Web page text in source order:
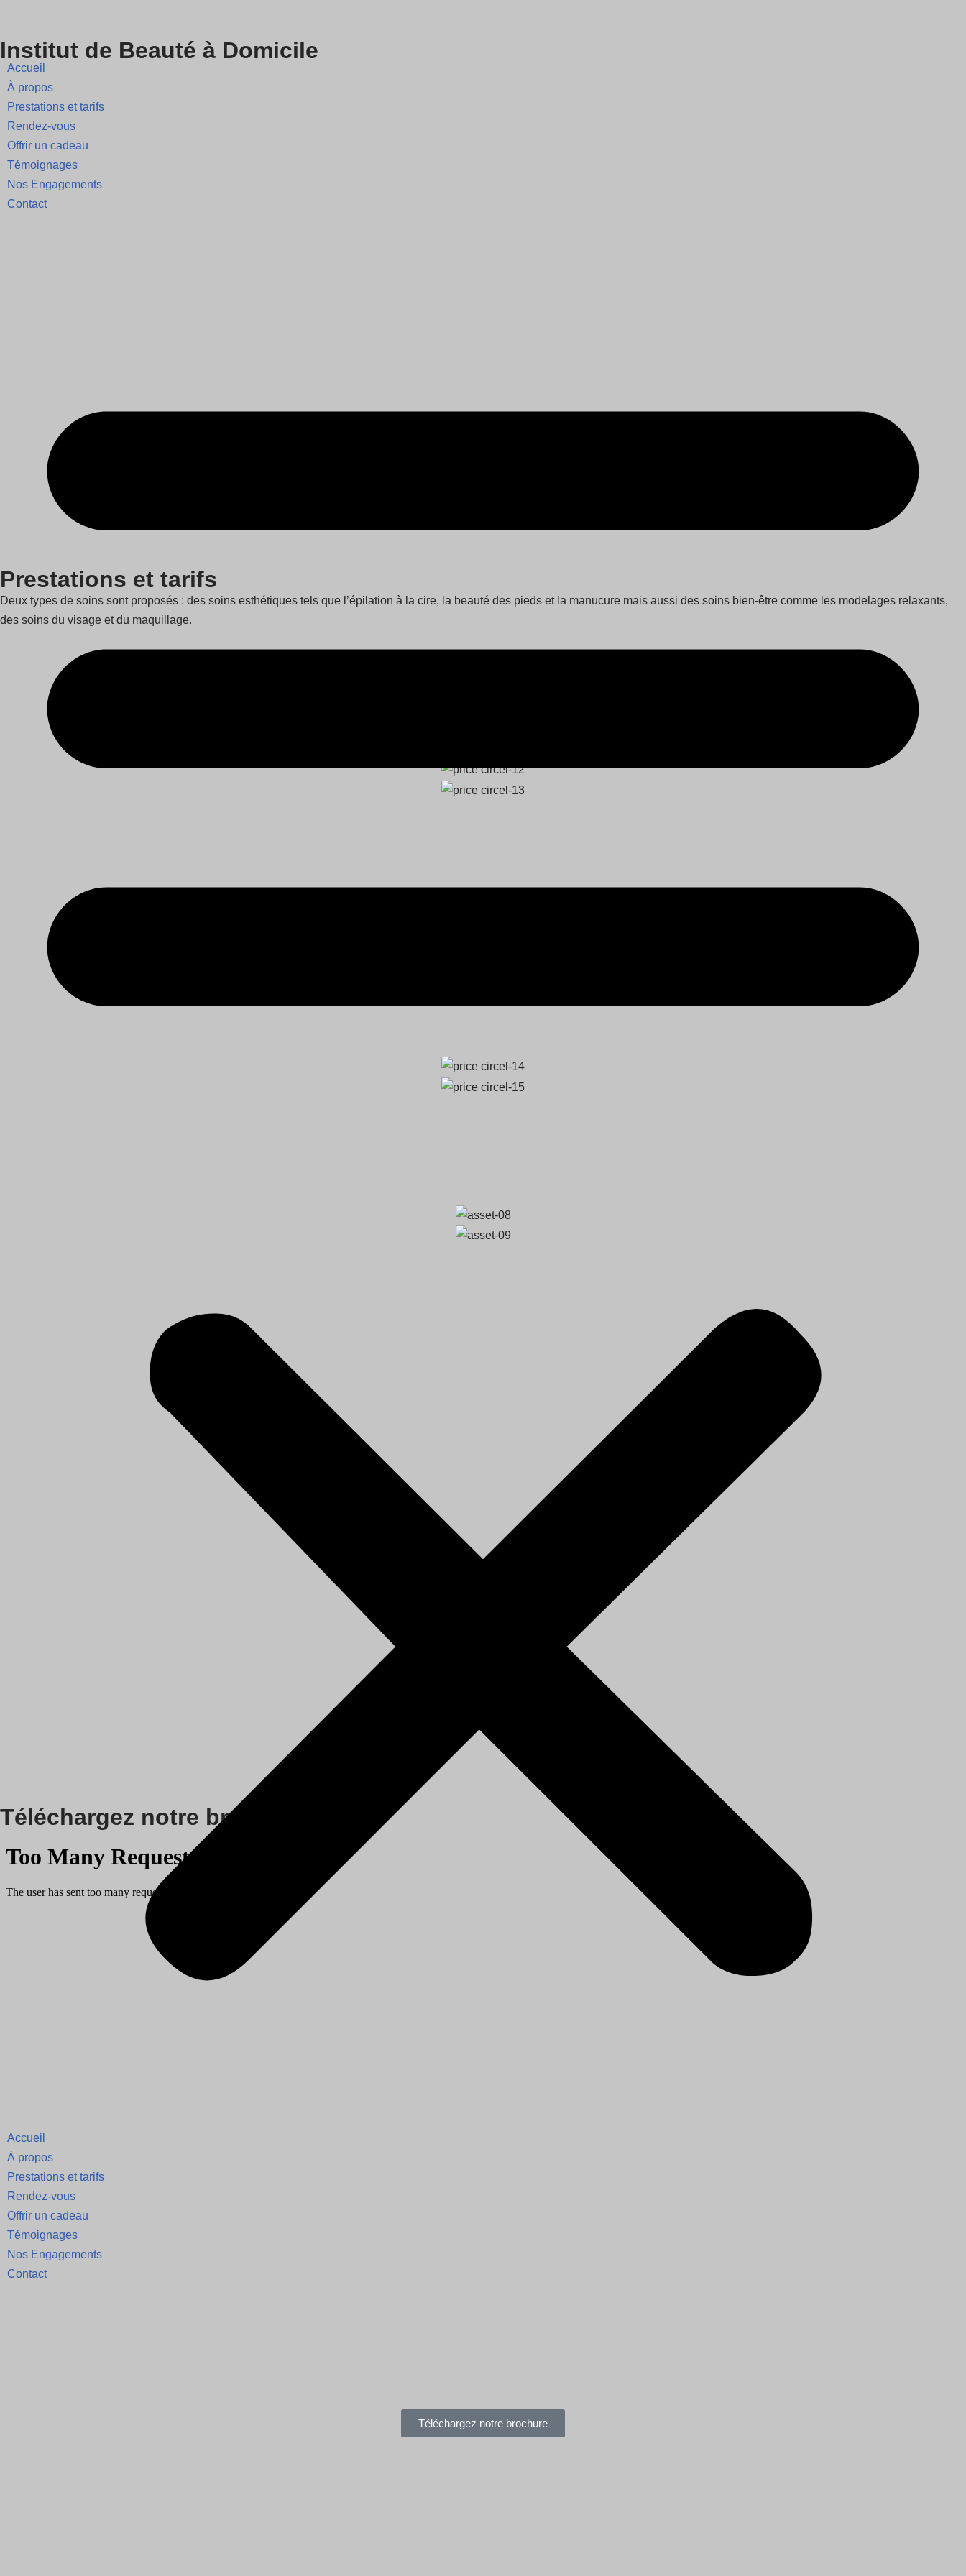
to
content
Accueil
À propos
Prestations et tarifs
Rendez-vous
Offrir un cadeau
Témoignages
Nos Engagements
Contact
Accueil
À propos
Prestations et tarifs
Rendez-vous
Offrir un cadeau
Témoignages
Nos Engagements
Contact
Institut de Beauté à Domicile
Prestations et tarifs
Deux types de soins sont proposés : des soins esthétiques tels que l’épilation à la cire, la beauté des pieds et la manucure mais aussi des soins bien-être comme les modelages relaxants,
des soins du visage et du maquillage.
Téléchargez notre brochure
Téléchargez notre brochure